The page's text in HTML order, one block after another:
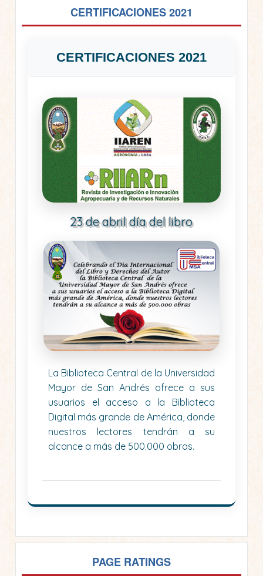
CERTIFICACIONES 2021
CERTIFICACIONES 2021
23 de abril día del libro
La Biblioteca Central de la Universidad
Mayor de San Andrés ofrece a sus
usuarios el acceso a la Biblioteca
Digital más grande de América, donde
nuestros lectores tendrán a su
alcance a más de 500.000 obras.
PAGE RATINGS